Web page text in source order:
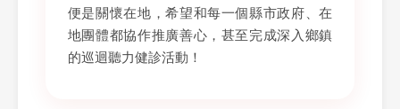
便是關懷在地，希望和每一個縣市政府、在
地團體都協作推廣善心，甚至完成深入鄉鎮
的巡迴聽力健診活動！